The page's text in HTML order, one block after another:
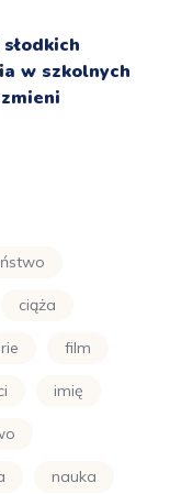
w szkolnych
ciąża
film
imię
nauka